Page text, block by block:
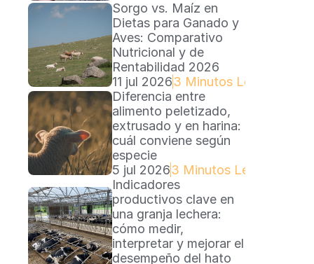
Sorgo vs. Maíz en
Dietas para Ganado y
Aves: Comparativo
Nutricional y de
Rentabilidad 2026
11 jul 20263 Minutos Lectura
Diferencia entre
alimento peletizado,
extrusado y en harina:
cuál conviene según
especie
5 jul 20263 Minutos Lectura
Indicadores
productivos clave en
una granja lechera:
cómo medir,
interpretar y mejorar el
desempeño del hato